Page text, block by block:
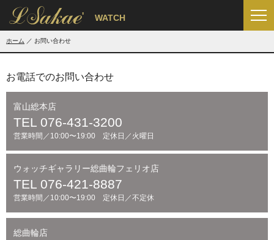
' WATCH
ホーム お問い合わせ
お電話でのお問い合わせ
富山総本店
TEL 076-431-3200
営業時間／10:00〜19:00 定休日／火曜日
ウォッチギャラリー総曲輪フェリオ店
TEL 076-421-8887
営業時間／10:00〜19:00 定休日／不定休
総曲輪店